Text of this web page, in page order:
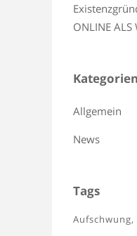
ONLINE ALS
Kategorien
Allgemein
News
Tags
Aufschwung